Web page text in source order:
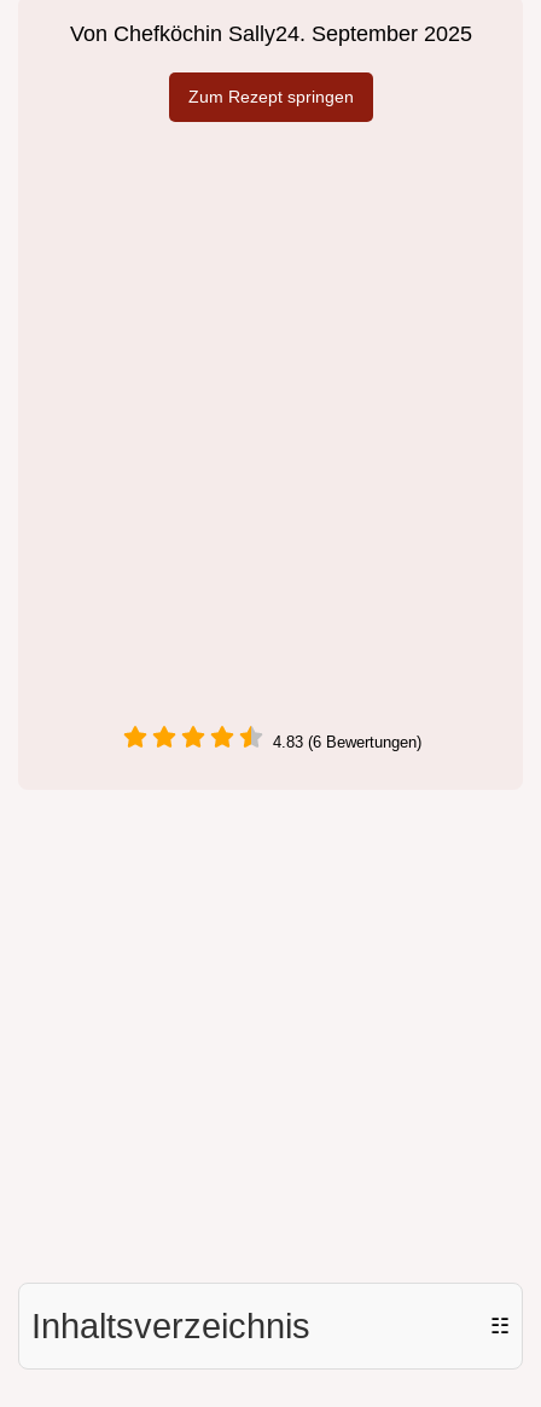
Von Chefköchin Sally24. September 2025
Zum Rezept springen
4.83 (6 Bewertungen)
Inhaltsverzeichnis ☷